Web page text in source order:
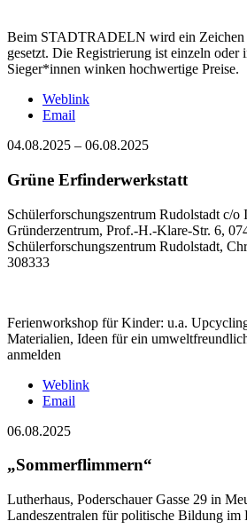
Beim STADTRADELN wird ein Zeichen
gesetzt. Die Registrierung ist einzeln oder
Sieger*innen winken hochwertige Preise.
Weblink
Email
04.08.2025 – 06.08.2025
Grüne Erfinderwerkstatt
Schülerforschungszentrum Rudolstadt c/o
Gründerzentrum, Prof.-H.-Klare-Str. 6,
Schülerforschungszentrum Rudolstadt,
308333
Ferienworkshop für Kinder: u.a.
Materialien, Ideen für ein
anmelden
Weblink
Email
06.08.2025
„Sommerflimmern“
Lutherhaus, Poderschauer Gasse 29 in
Landeszentralen für politische Bildung im